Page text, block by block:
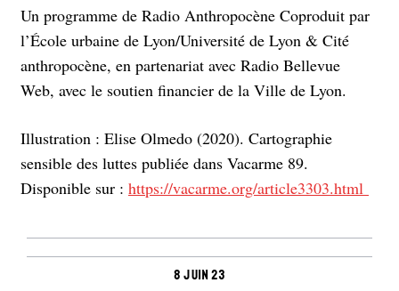
Un programme de Radio Anthropocène Coproduit par
l’École urbaine de Lyon/Université de Lyon & Cité
anthropocène, en partenariat avec Radio Bellevue
Web, avec le soutien financier de la Ville de Lyon.
Illustration : Elise Olmedo (2020). Cartographie
sensible des luttes publiée dans Vacarme 89.
Disponible sur : https://vacarme.org/article3303.html
8 juin 23